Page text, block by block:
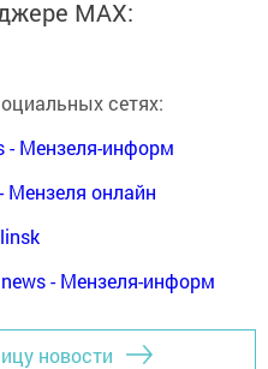
MАХ:
сетях:
- Мензеля-информ
Мензеля онлайн
- Мензеля-информ
новости